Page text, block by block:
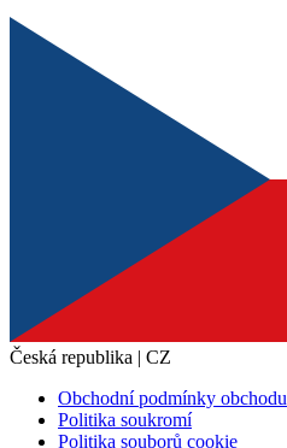
Česká republika | CZ
Obchodní podmínky obchodu
Politika soukromí
Politika souborů cookie